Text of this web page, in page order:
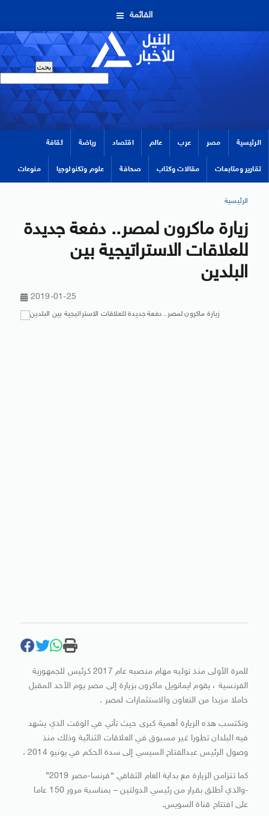
القائمة
الرئيسية مصر عرب عالم اقتصاد رياضة ثقافة
تقارير ومتابعات مقالات وكتاب صحافة علوم وتكنولوجيا منوعات
الرئيسية
زيارة ماكرون لمصر.. دفعة جديدة
للعلاقات الاستراتيجية بين
البلدين
2019-01-25
للمرة الأولى منذ توليه مهام منصبه عام 2017 كرئيس للجمهورية
الفرنسية ، يقوم ايمانويل ماكرون بزيارة إلى مصر يوم الأحد المقبل
حاملا مزيدا من التعاون والاستثمارات لمصر .
وتكتسب هذه الزيارة أهمية كبرى حيث تأتي في الوقت الذي يشهد
فيه البلدان تطورا غير مسبوق في العلاقات الثنائية وذلك منذ
وصول الرئيس عبدالفتاح السيسي إلى سدة الحكم في يونيو 2014 .
كما تتزامن الزيارة مع بداية العام الثقافي “فرنسا-مصر 2019”
-والذي أطلق بقرار من رئيسي الدولتين – بمناسبة مرور 150 عاما
على افتتاح قناة السويس.